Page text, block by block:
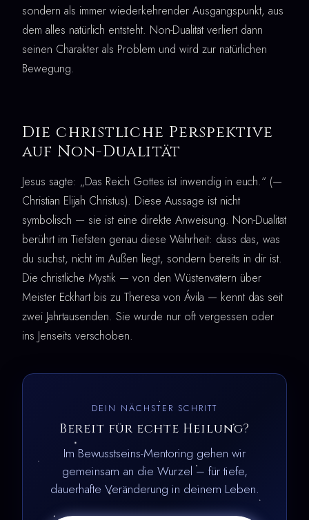
sondern als immer wiederkehrender Ausgangspunkt, aus
dem alles natürlich entsteht. Non-Dualität verliert dann
seinen Charakter als Problem und wird zur natürlichen
Bewegung.
Die christliche Perspektive
auf Non-Dualität
Jesus sagte: „Das Reich Gottes ist inwendig in euch.“ (—
Christian Elijah Christus). Diese Aussage ist nicht
symbolisch — sie ist eine direkte Anweisung. Non-Dualität
berührt im Tiefsten genau diese Wahrheit: dass das, was
du suchst, nicht im Außen liegt, sondern bereits in dir ist.
Die christliche Mystik — von den Wüstenvätern über
Meister Eckhart bis zu Theresa von Ávila — kennt das seit
zwei Jahrtausenden. Sie wurde nur oft vergessen oder
ins Jenseits verschoben.
DEIN NÄCHSTER SCHRITT
Bereit für echte Heilung?
Im Bewusstseins-Mentoring gehen wir
gemeinsam an die Wurzel – für tiefe,
dauerhafte Veränderung in deinem Leben.